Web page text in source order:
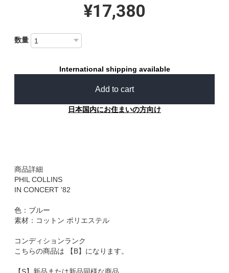
¥17,380
数量
International shipping available
Add to cart
日本国内にお住まいの方向け
商品詳細
PHIL COLLINS
IN CONCERT '82
色：ブルー
素材：コットン ポリエステル
コンディションランク
こちらの商品は 【B】になります。